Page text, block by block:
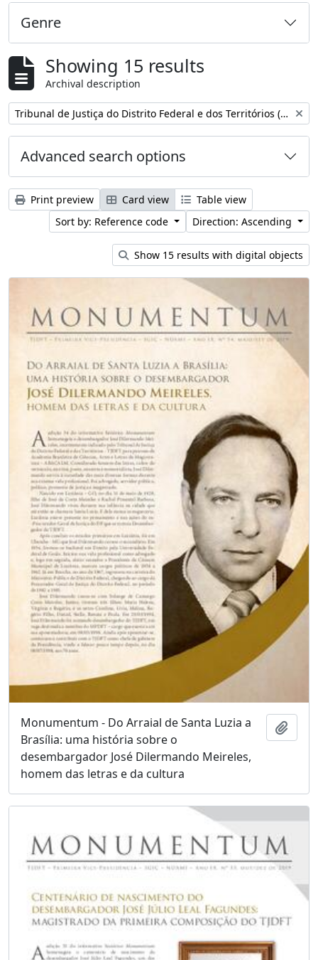
Genre
Showing 15 results
Archival description
Remove filter: Tribunal de Justiça do Distrito Federal e dos Territórios (Brasil)
Advanced search options
Print preview Card view
Table view
Sort by: Reference code
Direction: Ascending
Show 15 results with digital objects
Monumentum - Do Arraial de Santa Luzia a
Brasília: uma história sobre o
desembargador José Dilermando Meireles,
homem das letras e da cultura